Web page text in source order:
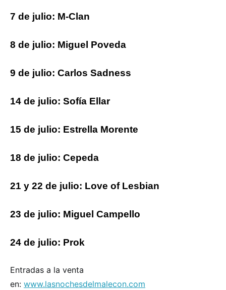
7 de julio: M-Clan
8 de julio: Miguel Poveda
9 de julio: Carlos Sadness
14 de julio: Sofía Ellar
15 de julio: Estrella Morente
18 de julio: Cepeda
21 y 22 de julio: Love of Lesbian
23 de julio: Miguel Campello
24 de julio: Prok
Entradas a la venta
en: www.lasnochesdelmalecon.com